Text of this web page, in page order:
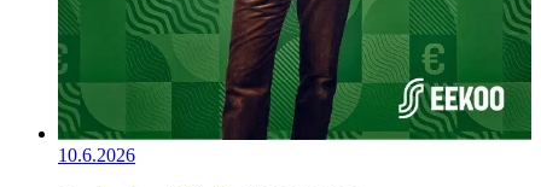
10.6.2026